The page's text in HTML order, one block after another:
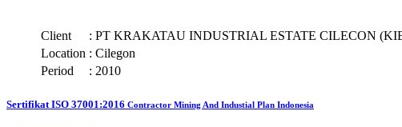
Client : PT KRAKATAU INDUSTRIAL ESTATE CILECON
Location
: Cilegon
Period
: 2010
Sertifikat ISO 37001:2016 Contractor Mining And Industial Plan Indonesia